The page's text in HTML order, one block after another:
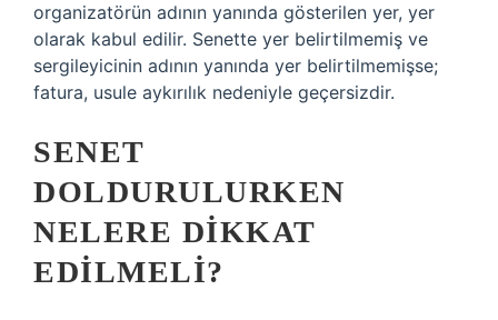
organizatörün adının yanında gösterilen yer, yer
olarak kabul edilir. Senette yer belirtilmemiş ve
sergileyicinin adının yanında yer belirtilmemişse;
fatura, usule aykırılık nedeniyle geçersizdir.
SENET
DOLDURULURKEN
NELERE DIKKAT
EDILMELI?